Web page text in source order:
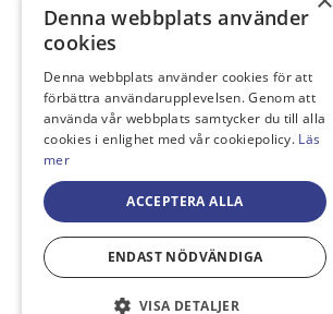
Denna webbplats använder
cookies
Denna webbplats använder cookies för att
förbättra användarupplevelsen. Genom att
använda vår webbplats samtycker du till alla
cookies i enlighet med vår cookiepolicy. Läs
mer
ACCEPTERA ALLA
ENDAST NÖDVÄNDIGA
VISA DETALJER